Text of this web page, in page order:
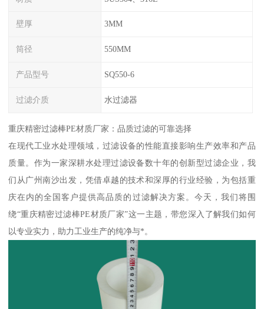
壁厚 3MM
筒径 550MM
产品型号 SQ550-6
过滤介质 水过滤器
重庆精密过滤棒PE材质厂家：品质过滤的可靠选择
在现代工业水处理领域，过滤设备的性能直接影响生产效率和产品
质量。作为一家深耕水处理过滤设备数十年的创新型过滤企业，我
们从广州南沙出发，凭借卓越的技术和深厚的行业经验，为包括重
庆在内的全国客户提供高品质的过滤解决方案。今天，我们将围
绕“重庆精密过滤棒PE材质厂家”这一主题，带您深入了解我们如何
以专业实力，助力工业生产的纯净与*。